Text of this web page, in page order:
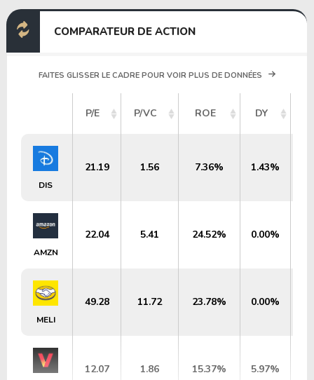
COMPARATEUR DE ACTION
FAITES GLISSER LE CADRE POUR VOIR PLUS DE DONNÉES
P/E P/VC ROE DY
DIS
21.19 1.56 7.36% 1.43%
AMZN
22.04 5.41 24.52% 0.00%
MELI
49.28 11.72 23.78% 0.00%
12.07 1.86 15.37% 5.97%